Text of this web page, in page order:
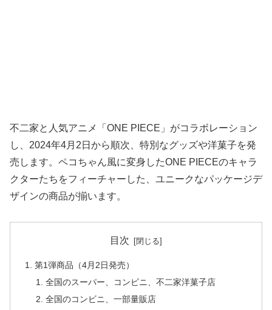
不二家と人気アニメ「ONE PIECE」がコラボレーション
し、2024年4月2日から順次、特別なグッズや洋菓子を発
売します。ペコちゃん風に変身したONE PIECEのキャラ
クターたちをフィーチャーした、ユニークなパッケージデ
ザインの商品が揃います。
目次
第1弾商品（4月2日発売）
全国のスーパー、コンビニ、不二家洋菓子店
全国のコンビニ、一部量販店